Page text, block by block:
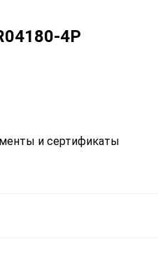
4P
и сертификаты